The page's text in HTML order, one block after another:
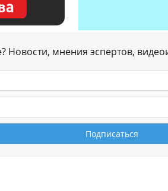
Новости, мнения эспертов,